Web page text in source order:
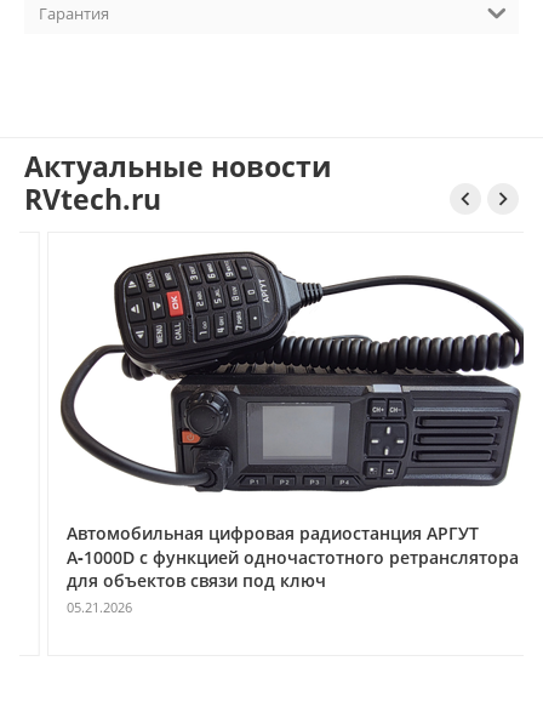
Гарантия
Актуальные новости
RVtech.ru
 
Автомобильная цифровая радиостанция АРГУТ
А‑1000D с функцией одночастотного ретранслятора
для объектов связи под ключ
05.21.2026